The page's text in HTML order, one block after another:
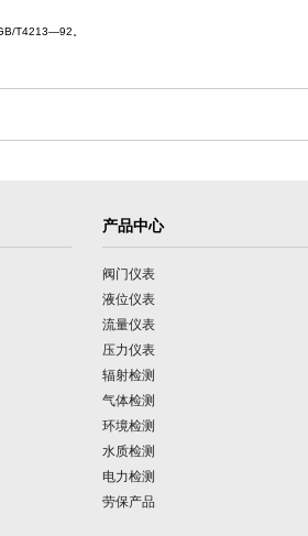
T4213—92。
产品中心
阀门仪表
液位仪表
流量仪表
压力仪表
辐射检测
气体检测
环境检测
水质检测
电力检测
劳保产品